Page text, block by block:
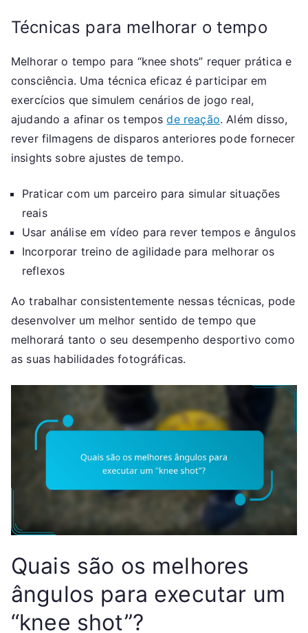
Técnicas para melhorar o tempo
Melhorar o tempo para “knee shots” requer prática e
consciência. Uma técnica eficaz é participar em
exercícios que simulem cenários de jogo real,
ajudando a afinar os temposde reação. Além disso,
rever filmagens de disparos anteriores pode fornecer
insights sobre ajustes de tempo.
Praticar com um parceiro para simular situações
reais
Usar análise em vídeo para rever tempos e ângulos
Incorporar treino de agilidade para melhorar os
reflexos
Ao trabalhar consistentemente nessas técnicas, pode
desenvolver um melhor sentido de tempo que
melhorará tanto o seu desempenho desportivo como
as suas habilidades fotográficas.
Quais são os melhores
ângulos para executar um
“knee shot”?